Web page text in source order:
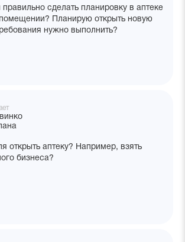
правильно сделать планировку в аптеке
Планирую открыть новую
нужно выполнить?
открыть аптеку? Например, взять
бизнеса?